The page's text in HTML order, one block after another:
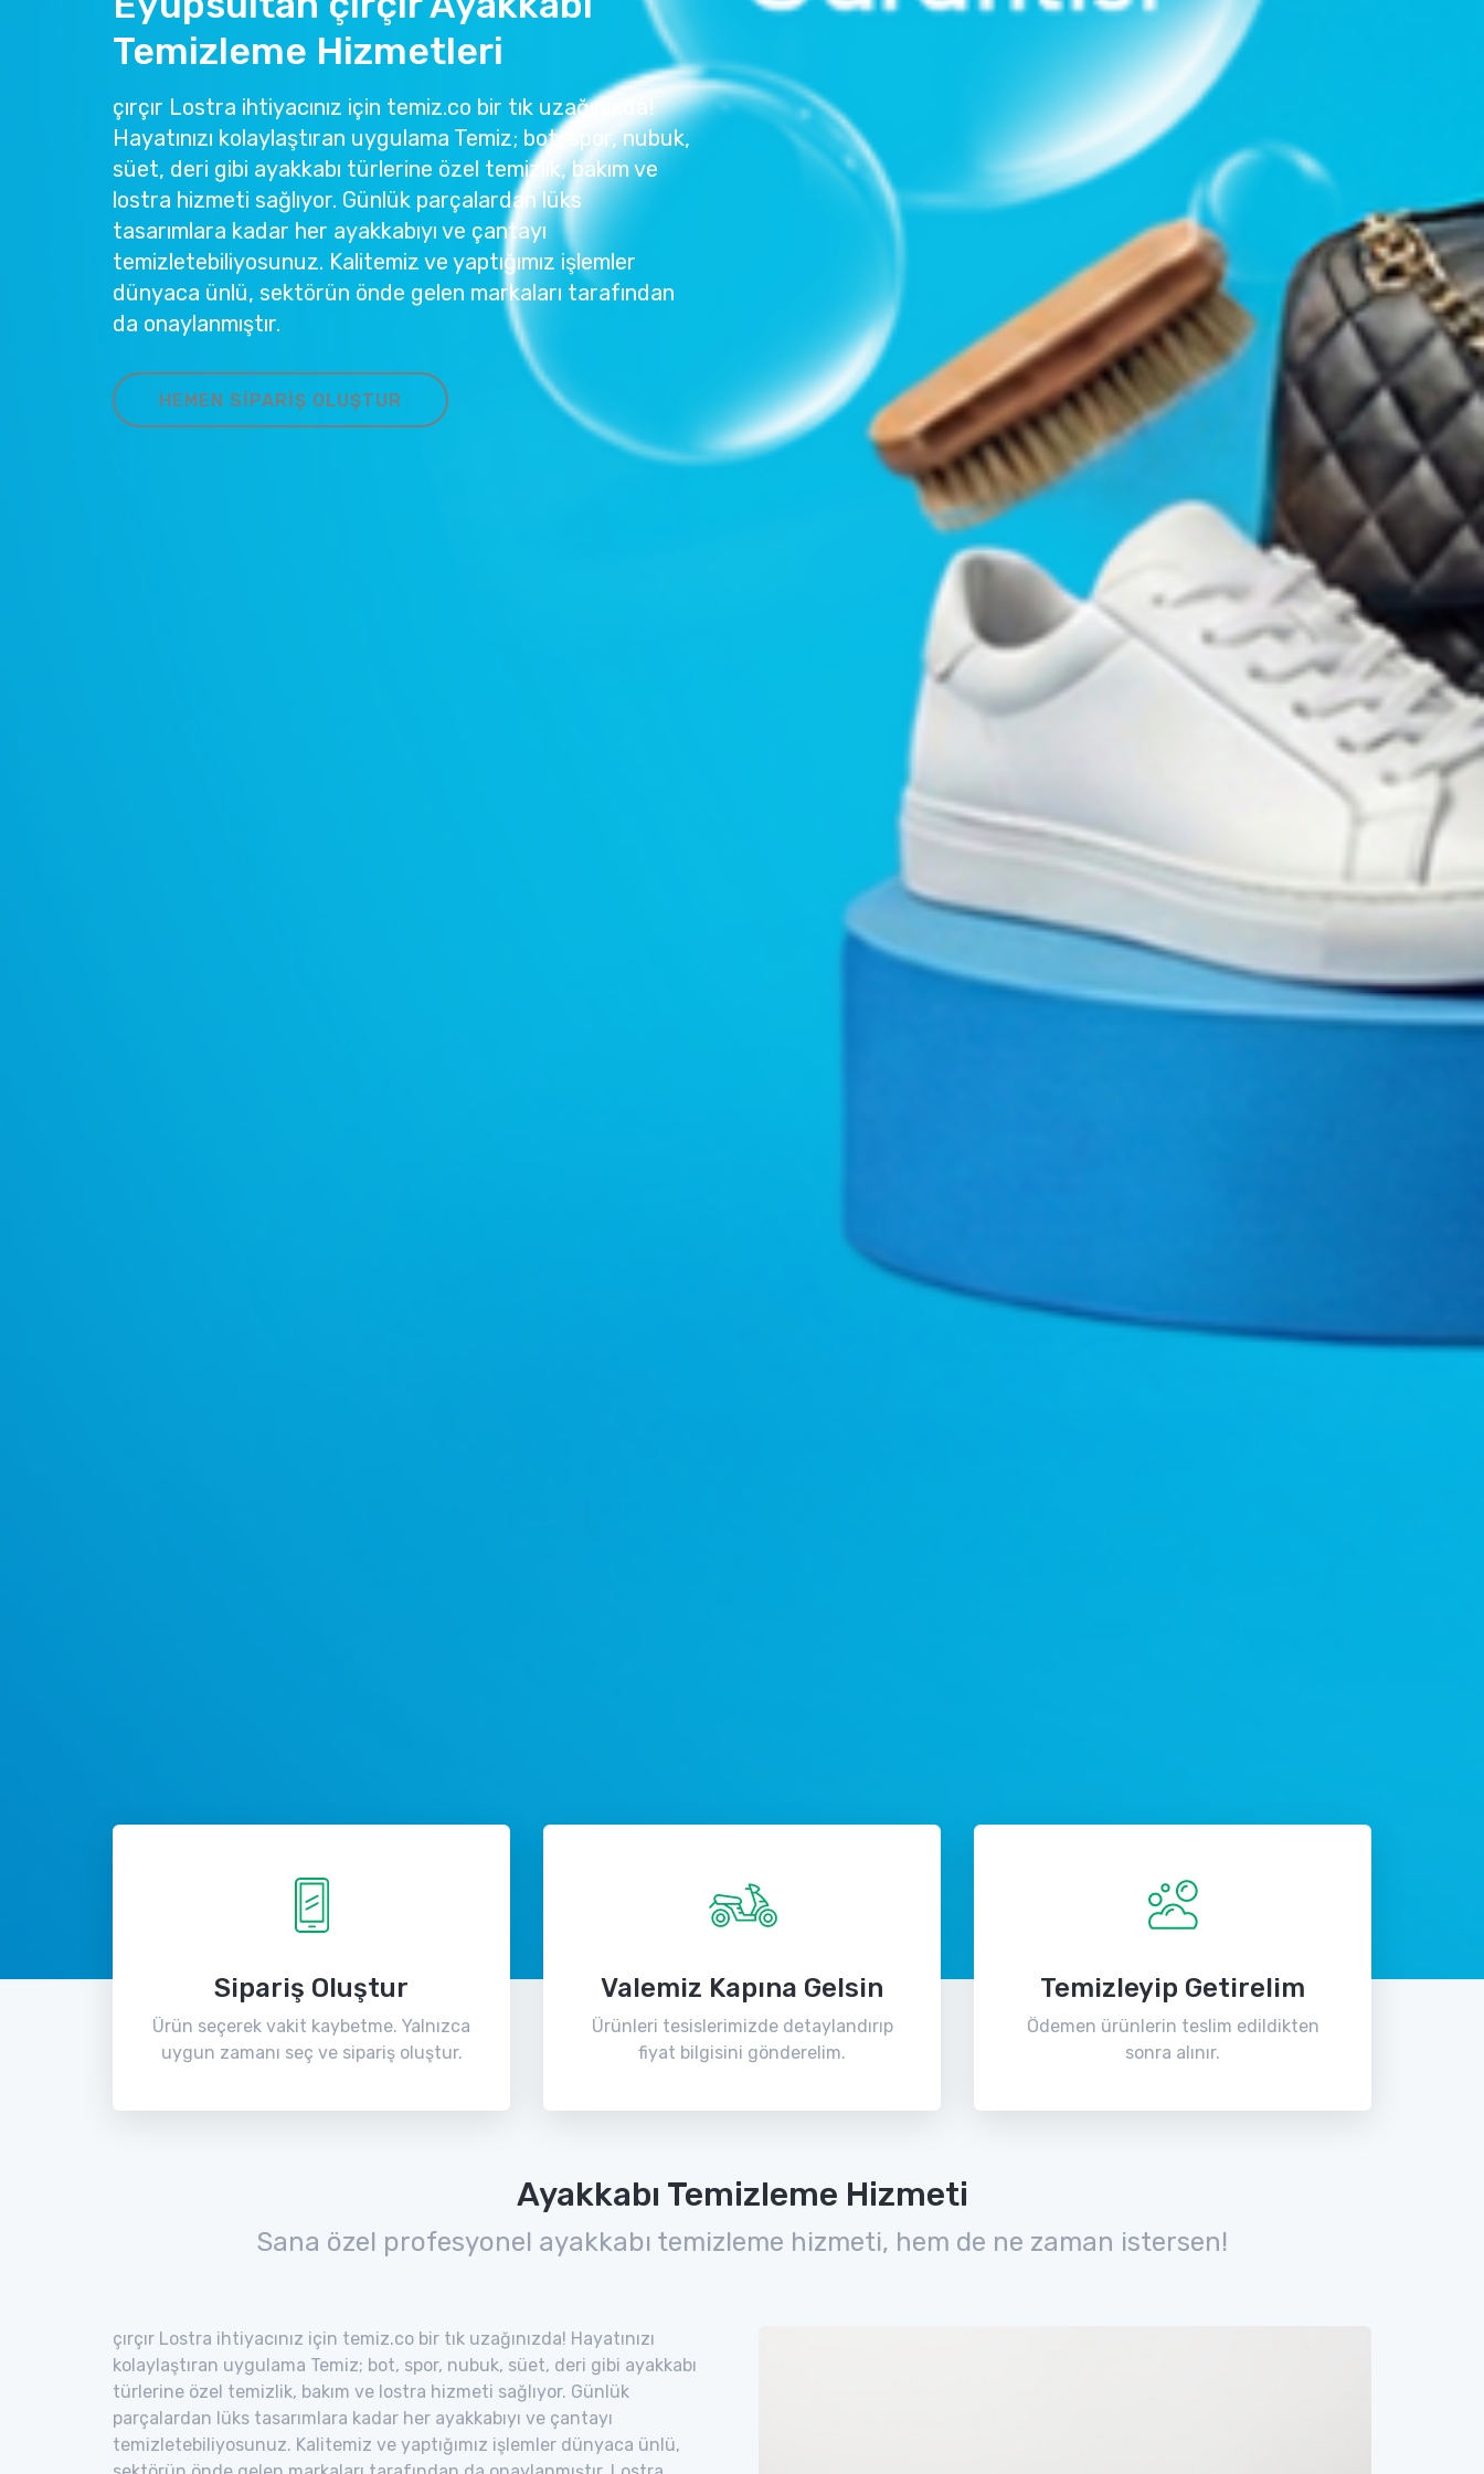
Temizleme Hizmetleri
çırçır Lostra ihtiyacınız için temiz.co bir tık uzağınızda!
Hayatınızı kolaylaştıran uygulama Temiz; bot, spor, nubuk,
süet, deri gibi ayakkabı türlerine özel temizlik, bakım ve
lostra hizmeti sağlıyor. Günlük parçalardan lüks
tasarımlara kadar her ayakkabıyı ve çantayı
temizletebiliyosunuz. Kalitemiz ve yaptığımız işlemler
dünyaca ünlü, sektörün önde gelen markaları tarafından
da onaylanmıştır.
HEMEN SIPARIŞ OLUŞTUR
Sipariş Oluştur
Ürün seçerek vakit kaybetme. Yalnızca
uygun zamanı seç ve sipariş oluştur.
Valemiz Kapına Gelsin
Ürünleri tesislerimizde detaylandırıp
fiyat bilgisini gönderelim.
Temizleyip Getirelim
Ödemen ürünlerin teslim edildikten
sonra alınır.
Ayakkabı Temizleme Hizmeti
Sana özel profesyonel ayakkabı temizleme hizmeti, hem de ne zaman istersen!
çırçır Lostra ihtiyacınız için temiz.co bir tık uzağınızda! Hayatınızı
kolaylaştıran uygulama Temiz; bot, spor, nubuk, süet, deri gibi ayakkabı
türlerine özel temizlik, bakım ve lostra hizmeti sağlıyor. Günlük
parçalardan lüks tasarımlara kadar her ayakkabıyı ve çantayı
temizletebiliyosunuz. Kalitemiz ve yaptığımız işlemler dünyaca ünlü,